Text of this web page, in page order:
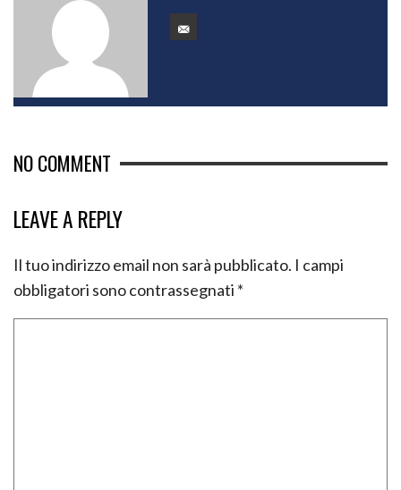
NO COMMENT
LEAVE A REPLY
Il tuo indirizzo email non sarà pubblicato. I campi
obbligatori sono contrassegnati *